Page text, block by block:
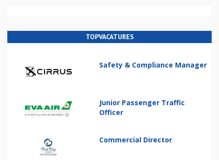
TOPVACATURES
Safety & Compliance Manager
Junior Passenger Traffic
Officer
Commercial Director